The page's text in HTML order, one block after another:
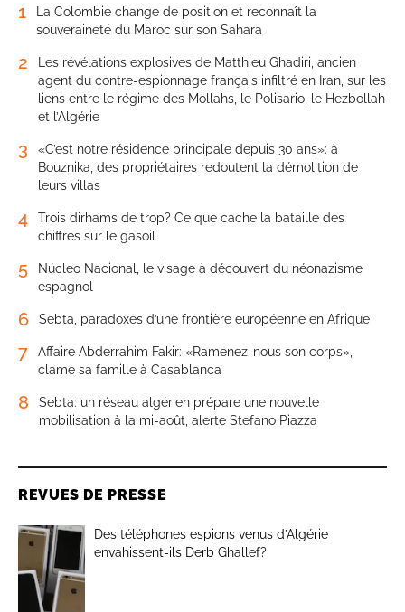
1
La Colombie change de position et reconnaît la
souveraineté du Maroc sur son Sahara
2
Les révélations explosives de Matthieu Ghadiri, ancien
agent du contre-espionnage français infiltré en Iran, sur les
liens entre le régime des Mollahs, le Polisario, le Hezbollah
et l’Algérie
3
«C’est notre résidence principale depuis 30 ans»: à
Bouznika, des propriétaires redoutent la démolition de
leurs villas
4
Trois dirhams de trop? Ce que cache la bataille des
chiffres sur le gasoil
5
Núcleo Nacional, le visage à découvert du néonazisme
espagnol
6 Sebta, paradoxes d’une frontière européenne en Afrique
7
Affaire Abderrahim Fakir: «Ramenez-nous son corps»,
clame sa famille à Casablanca
8
Sebta: un réseau algérien prépare une nouvelle
mobilisation à la mi-août, alerte Stefano Piazza
REVUES DE PRESSE
Des téléphones espions venus d’Algérie
envahissent-ils Derb Ghallef?